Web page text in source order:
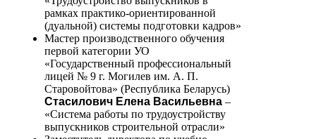
рамках практико-ориентированной
(дуальной) системы подготовки кадров»
Мастер производственного обучения
первой категории УО
«Государственный профессиональный
лицей № 9 г. Могилев им. А. П.
Старовойтова» (Республика Беларусь)
Стасилович Елена Васильевна –
«Система работы по трудоустройству
выпускников строительной отрасли»